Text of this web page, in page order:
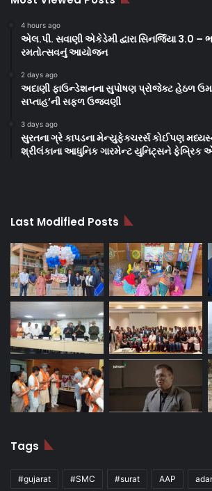
4 hours ago
એલ.પી. સવાણી એકેડેમી દ્વારા સિનર્જિયા 3.0
રમતોત્સવનું આયોજન
2 days ago
અદાણી ફાઉન્ડેશનના સુપોષણ પ્રોજેક્ટ હેઠળ
સપ્તાહ’ની સફળ ઉજવણી
3 days ago
સુરતના ગ્રે કાપડના મેન્યુફેક્ચરર્સ કોઈપણ
શ્રીલંકાના આધુનિક ગારમેન્ટ યુનિટ્સને ફેબ્રિક
Last Modified Posts
Tags
#gujarat #SMC #surat AAP